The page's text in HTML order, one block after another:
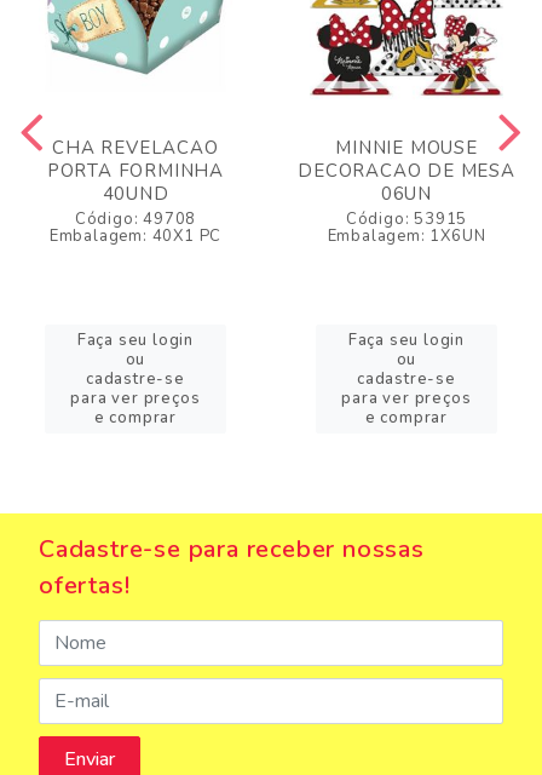
CHA REVELACAO
PORTA FORMINHA
40UND
Código: 49708
Embalagem: 40X1 PC
Faça seu login
ou
cadastre-se
para ver preços
e comprar
MINNIE MOUSE
DECORACAO DE MESA
06UN
Código: 53915
Embalagem: 1X6UN
Faça seu login
ou
cadastre-se
para ver preços
e comprar
Cadastre-se para receber nossas
ofertas!